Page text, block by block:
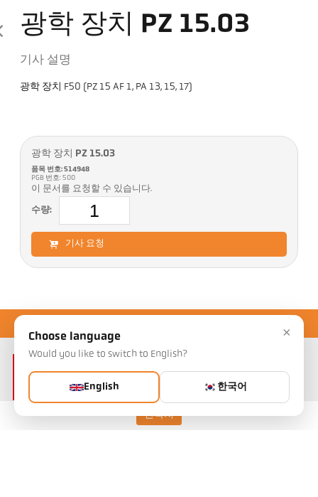
연락처
광학 장치 PZ 15.03
기사 설명
광학 장치 F50 (PZ 15 AF 1, PA 13, 15, 17)
광학 장치 PZ 15.03
품목 번호: 514948
PGB 번호: 500
이 문서를 요청할 수 있습니다.
수량:
기사 요청
×
Choose language
Would you like to switch to English?
English 한국어